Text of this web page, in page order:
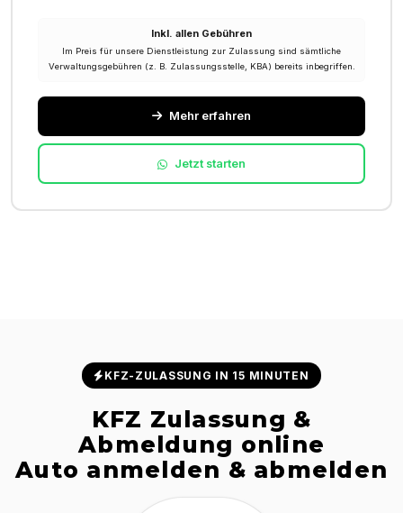
Inkl. allen Gebühren
Im Preis für unsere Dienstleistung zur Zulassung sind sämtliche
Verwaltungsgebühren (z. B. Zulassungsstelle, KBA) bereits inbegriffen.
Mehr erfahren
Jetzt starten
KFZ-ZULASSUNG IN 15 MINUTEN
KFZ Zulassung &
Abmeldung online
Auto anmelden & abmelden